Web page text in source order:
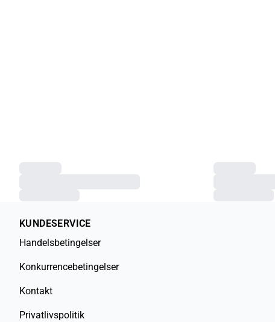
KUNDESERVICE
Handelsbetingelser
Konkurrencebetingelser
Kontakt
Privatlivspolitik